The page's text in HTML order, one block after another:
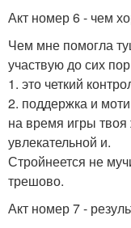
Акт номер 6 - чем
Чем мне помогла
участвую до сих
1. это четкий
2. поддержка и
на время игры твоя
увлекательной и.
Стройнеется не
трешово.
Акт номер 7 -